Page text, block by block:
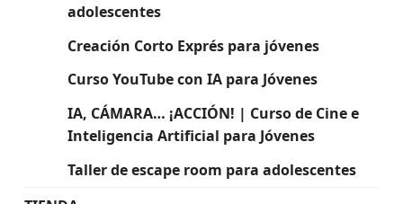
adolescentes
Creación Corto Exprés para jóvenes
Curso YouTube con IA para Jóvenes
IA, CÁMARA… ¡ACCIÓN! | Curso de Cine e
Inteligencia Artificial para Jóvenes
Taller de escape room para adolescentes